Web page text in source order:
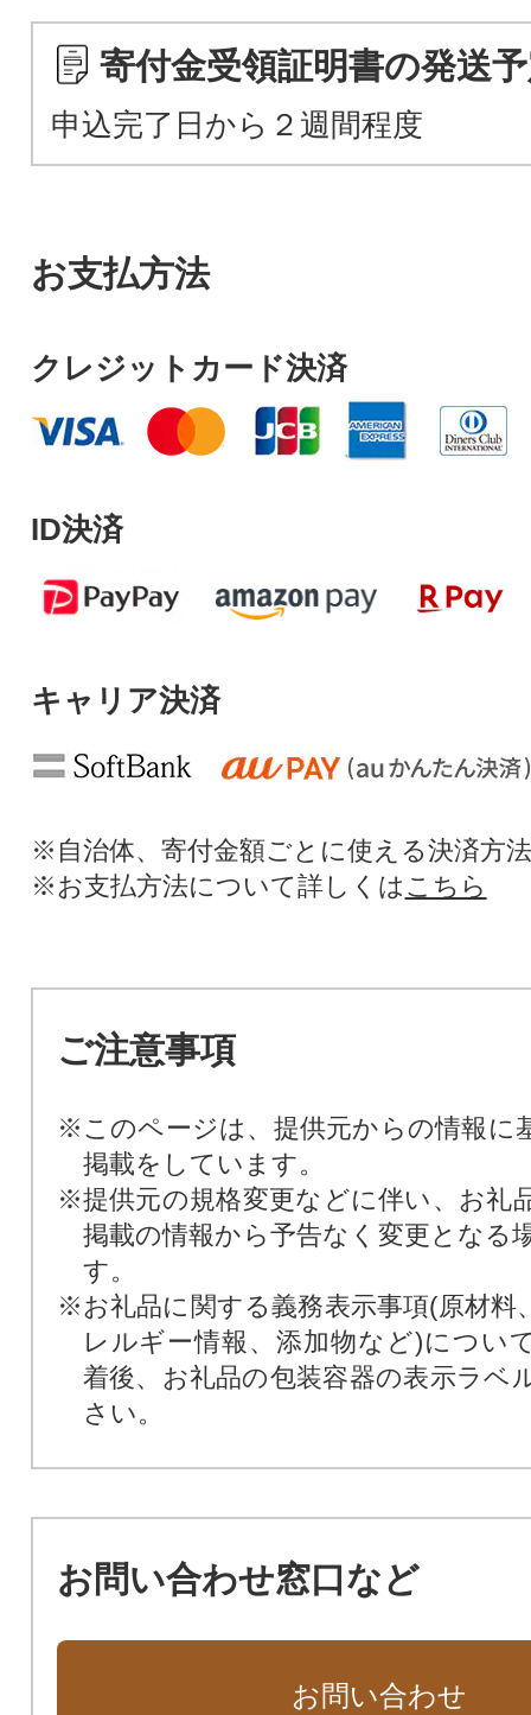
寄付金受領証明書の発送
申込完了日から２週間程度
お支払方法
クレジットカード決済
ID決済
キャリア決済
※自治体、寄付金額ごとに使える決済方
※お支払方法について詳しくは こちら
ご注意事項
※このページは、提供元からの情報に
掲載をしています。
※提供元の規格変更などに伴い、お礼
掲載の情報から予告なく変更となる
す。
※お礼品に関する義務表示事項(原材料
レルギー情報、添加物など)につい
着後、お礼品の包装容器の表示ラベ
さい。
お問い合わせ窓口など
お問い合わせ